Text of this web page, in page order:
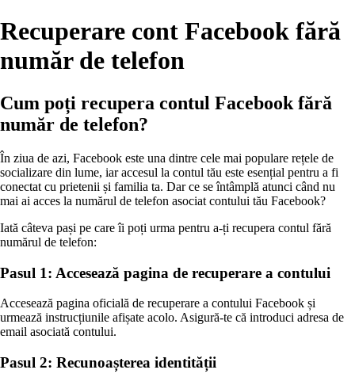
Recuperare cont Facebook fără
număr de telefon
Cum poți recupera contul Facebook fără
număr de telefon?
În ziua de azi, Facebook este una dintre cele mai populare rețele de
socializare din lume, iar accesul la contul tău este esențial pentru a fi
conectat cu prietenii și familia ta. Dar ce se întâmplă atunci când nu
mai ai acces la numărul de telefon asociat contului tău Facebook?
Iată câteva pași pe care îi poți urma pentru a-ți recupera contul fără
numărul de telefon:
Pasul 1: Accesează pagina de recuperare a contului
Accesează pagina oficială de recuperare a contului Facebook și
urmează instrucțiunile afișate acolo. Asigură-te că introduci adresa de
email asociată contului.
Pasul 2: Recunoașterea identității